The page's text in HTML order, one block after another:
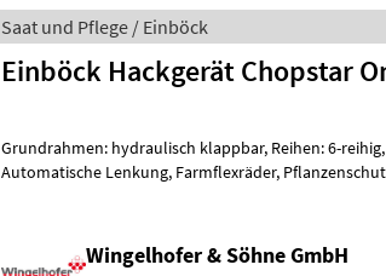
Saat und Pflege / Einböck
Einböck Hackgerät Chopstar
Grundrahmen: hydraulisch klappbar, Reihen: 6-
Automatische Lenkung, Farmflexräder,
Wingelhofer & Söhne GmbH